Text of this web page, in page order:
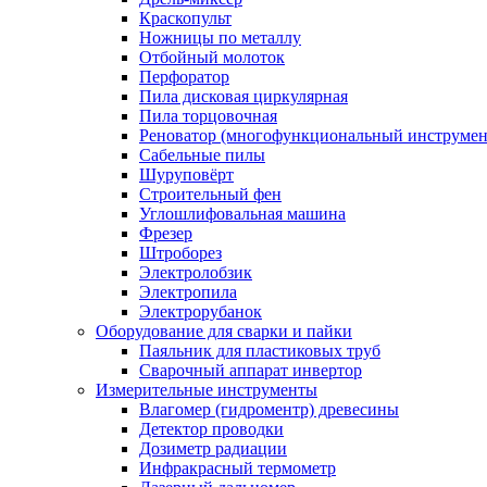
Краскопульт
Ножницы по металлу
Отбойный молоток
Перфоратор
Пила дисковая циркулярная
Пила торцовочная
Реноватор (многофункциональный
Сабельные пилы
Шуруповёрт
Строительный фен
Углошлифовальная машина
Фрезер
Штроборез
Электролобзик
Электропила
Электрорубанок
Оборудование для сварки и пайки
Паяльник для пластиковых труб
Сварочный аппарат инвертор
Измерительные инструменты
Влагомер (гидроментр) древесины
Детектор проводки
Дозиметр радиации
Инфракрасный термометр